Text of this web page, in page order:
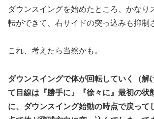
ダウンスイングを始めたところ、かなり
転ができて、右サイドの突っ込みも抑制
これ、考えたら当然かも。
ダウンスイングで体が回転していく（解
て目線は『勝手に』『徐々に』最初の状
に、ダウンスイング始動の時点で戻って